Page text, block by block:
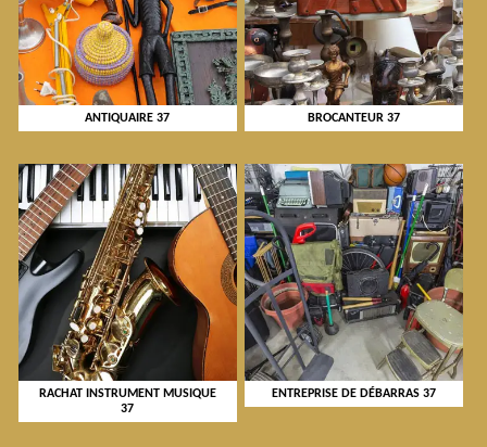
ANTIQUAIRE 37 BROCANTEUR 37
RACHAT INSTRUMENT MUSIQUE
37
ENTREPRISE DE DÉBARRAS 37